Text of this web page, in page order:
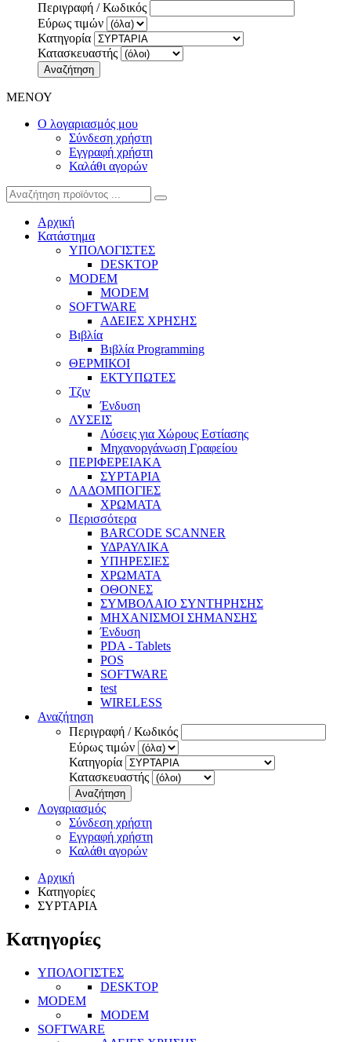
Περιγραφή / Κωδικός
Εύρως τιμών
Κατηγορία
Κατασκευαστής
Αναζήτηση
ΜΕΝΟΥ
Ο λογαριασμός μου
Σύνδεση χρήστη
Εγγραφή χρήστη
Καλάθι αγορών
Αρχική
Κατάστημα
ΥΠΟΛΟΓΙΣΤΕΣ
DESKTOP
MODEM
MODEM
SOFTWARE
ΑΔΕΙΕΣ ΧΡΗΣΗΣ
Βιβλία
Βιβλία Programming
ΘΕΡΜΙΚΟΙ
ΕΚΤΥΠΩΤΕΣ
Τζιν
Ένδυση
ΛΥΣΕΙΣ
Λύσεις για Χώρους Εστίασης
Μηχανοργάνωση Γραφείου
ΠΕΡΙΦΕΡΕΙΑΚΑ
ΣΥΡΤΑΡΙΑ
ΛΑΔΟΜΠΟΓΙΕΣ
ΧΡΩΜΑΤΑ
Περισσότερα
BARCODE SCANNER
ΥΔΡΑΥΛΙΚΑ
ΥΠΗΡΕΣΙΕΣ
ΧΡΩΜΑΤΑ
ΟΘΟΝΕΣ
ΣΥΜΒΟΛΑΙΟ ΣΥΝΤΗΡΗΣΗΣ
ΜΗΧΑΝΙΣΜΟΙ ΣΗΜΑΝΣΗΣ
Ένδυση
PDA - Tablets
POS
SOFTWARE
test
WIRELESS
Αναζήτηση
Περιγραφή / Κωδικός
Εύρως τιμών
Κατηγορία
Κατασκευαστής
Αναζήτηση
Λογαριασμός
Σύνδεση χρήστη
Εγγραφή χρήστη
Καλάθι αγορών
Αρχική
Κατηγορίες
ΣΥΡΤΑΡΙΑ
Κατηγορίες
ΥΠΟΛΟΓΙΣΤΕΣ
DESKTOP
MODEM
MODEM
SOFTWARE